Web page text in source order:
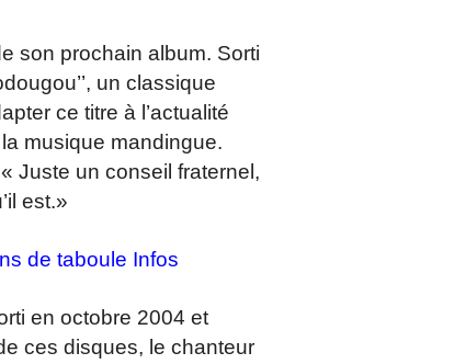
son prochain album. Sorti
un classique
ce titre à l’actualité
musique mandingue.
Juste un conseil fraternel,
est.»
de taboule Infos
en octobre 2004 et
ces disques, le chanteur